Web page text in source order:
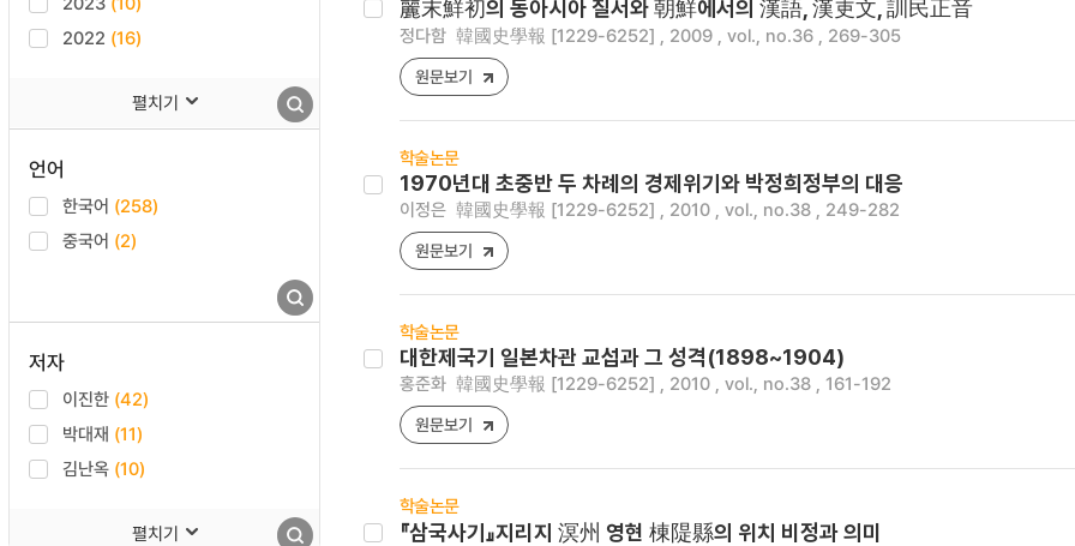
2022 (16)
펼치기
언어
한국어 (258)
중국어 (2)
저자
이진한 (42)
박대재 (11)
김난옥 (10)
펼치기
麗末鮮初의 동아시아 질서와 朝鮮에서의 漢語, 漢吏文, 訓民正音
정다함 韓國史學報 [1229-6252] , 2009 , vol., no.36 , 269-305
원문보기
학술논문
1970년대 초중반 두 차례의 경제위기와 박정희정부의 대응
이정은 韓國史學報 [1229-6252] , 2010 , vol., no.38 , 249-282
원문보기
학술논문
대한제국기 일본차관 교섭과 그 성격(1898~1904)
홍준화 韓國史學報 [1229-6252] , 2010 , vol., no.38 , 161-192
원문보기
학술논문
『삼국사기』지리지 溟州 영현 棟隄縣의 위치 비정과 의미